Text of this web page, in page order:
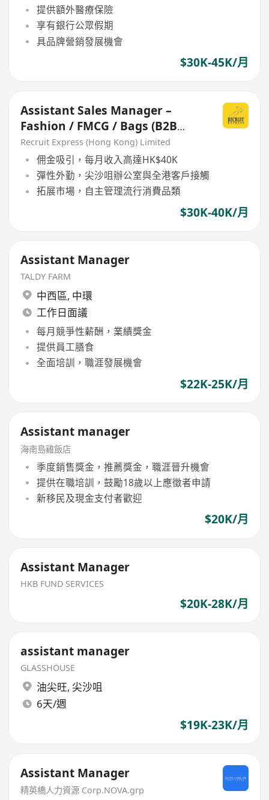
提供額外醫療保險
享有銀行公眾假期
具品牌營銷發展機會
$30K-45K/月
Assistant Sales Manager –
Fashion / FMCG / Bags (B2B
Portfolio)
Recruit Express (Hong Kong) Limited
佣金吸引，每月收入高達HK$40K
彈性外勤，尖沙咀辦公室與全港客戶接觸
拓展市場，自主管理流行消費品類
$30K-40K/月
Assistant Manager
TALDY FARM
中西區, 中環
工作日面議
每月競爭性薪酬，業績獎金
提供員工膳食
全面培訓，職涯發展機會
$22K-25K/月
Assistant manager
海南島雞飯店
季度銷售獎金，推薦獎金，職涯晉升機會
提供在職培訓，鼓勵18歲以上應徵者申請
新移民及現金支付者歡迎
$20K/月
Assistant Manager
HKB FUND SERVICES
$20K-28K/月
assistant manager
GLASSHOUSE
油尖旺, 尖沙咀
6天/週
$19K-23K/月
Assistant Manager
精英橋人力資源 Corp.NOVA.grp